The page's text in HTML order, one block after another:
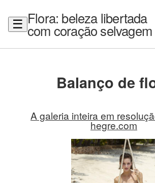
☰ Flora: beleza libertada
com coração selvagem
Balanço de
A galeria inteira em
hegre.com